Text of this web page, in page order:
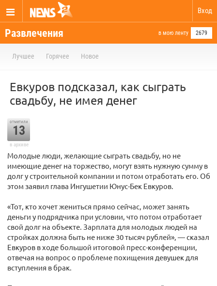
Вход
Развлечения в мою ленту 2679
Лучшее Горячее Новое
Евкуров подсказал, как сыграть
свадьбу, не имея денег
отметили
13
в архиве
Молодые люди, желающие сыграть свадьбу, но не
имеющие денег на торжество, могут взять нужную сумму в
долг у строительной компании и потом отработать его. Об
этом заявил глава Ингушетии Юнус-Бек Евкуров.
«Тот, кто хочет жениться прямо сейчас, может занять
деньги у подрядчика при условии, что потом отработает
свой долг на объекте. Зарплата для молодых людей на
стройках должна быть не ниже 30 тысяч рублей», — сказал
Евкуров в ходе большой итоговой пресс-конференции,
отвечая на вопрос о проблеме похищения девушек для
вступления в брак.